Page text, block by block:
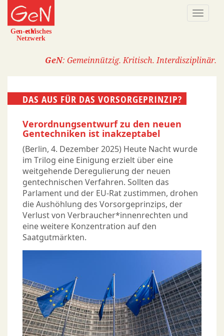
Direkt
zum
Inhalt
GeN: Gemeinnützig. Kritisch. Interdisziplinär.
DAS AUS FÜR DAS VORSORGEPRINZIP?
Verordnungsentwurf zu den neuen
Gentechniken ist inakzeptabel
(Berlin, 4. Dezember 2025) Heute Nacht wurde
im Trilog eine Einigung erzielt über eine
weitgehende Deregulierung der neuen
gentechnischen Verfahren. Sollten das
Parlament und der EU-Rat zustimmen, drohen
die Aushöhlung des Vorsorgeprinzips, der
Verlust von Verbraucher*innenrechten und
eine weitere Konzentration auf den
Saatgutmärkten.